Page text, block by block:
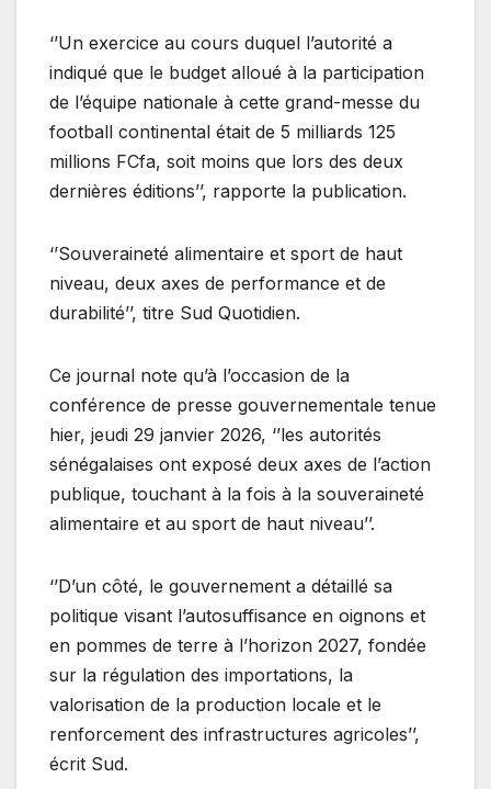
‘’Un exercice au cours duquel l’autorité a
indiqué que le budget alloué à la participation
de l’équipe nationale à cette grand-messe du
football continental était de 5 milliards 125
millions FCfa, soit moins que lors des deux
dernières éditions’’, rapporte la publication.
‘’Souveraineté alimentaire et sport de haut
niveau, deux axes de performance et de
durabilité’’, titre Sud Quotidien.
Ce journal note qu’à l’occasion de la
conférence de presse gouvernementale tenue
hier, jeudi 29 janvier 2026, ‘’les autorités
sénégalaises ont exposé deux axes de l’action
publique, touchant à la fois à la souveraineté
alimentaire et au sport de haut niveau’’.
‘’D’un côté, le gouvernement a détaillé sa
politique visant l’autosuffisance en oignons et
en pommes de terre à l’horizon 2027, fondée
sur la régulation des importations, la
valorisation de la production locale et le
renforcement des infrastructures agricoles’’,
écrit Sud.